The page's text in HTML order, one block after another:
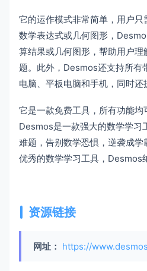
它的运作模式非常简单，用户只
数学表达式或几何图形，
算结果或几何图形，帮助用户
题。此外，Desmos还支持所有
电脑、平板电脑和手机，同时还
它是一款免费工具，所有功能均
Desmos是一款强大的数学学习
难题，告别数学恐惧，逆袭成
优秀的数学学习工具，Desmos
资源链接
网址： https://